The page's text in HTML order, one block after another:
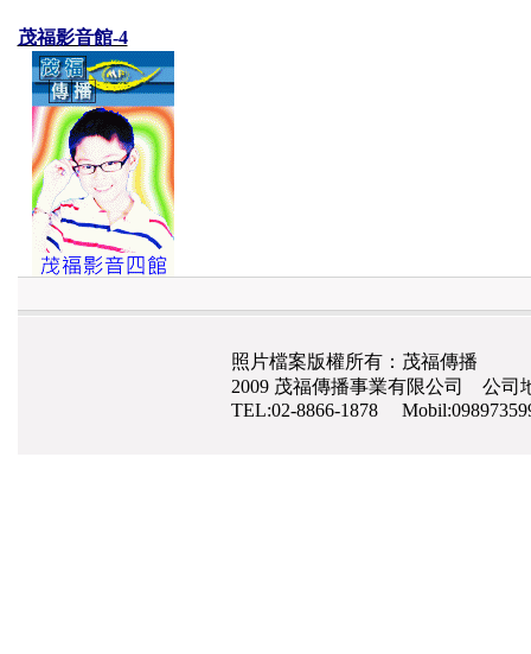
茂福影音館-4
照片檔案版權所有：茂福傳播
2009 茂福傳播事業有限公司 公司
TEL:02-8866-1878